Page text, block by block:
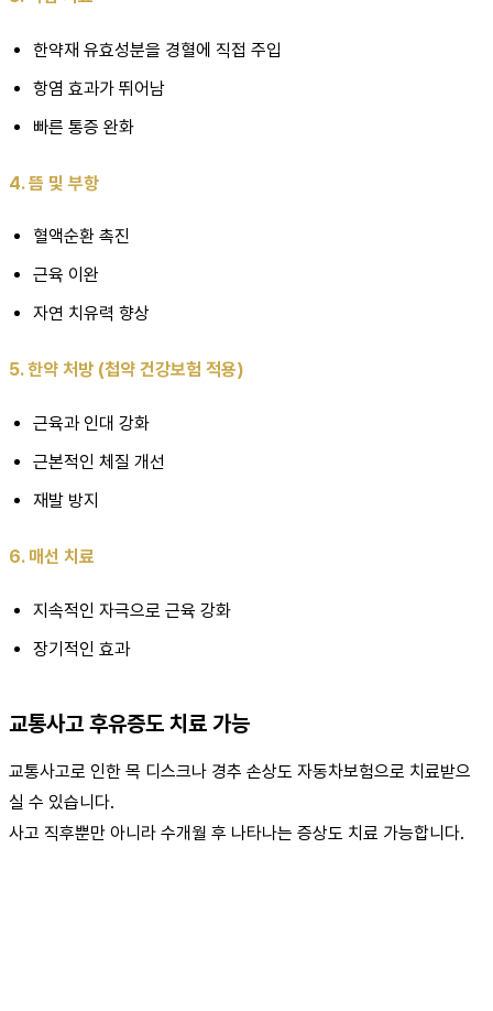
한약재 유효성분을 경혈에 직접 주입
항염 효과가 뛰어남
빠른 통증 완화
4. 뜸 및 부항
혈액순환 촉진
근육 이완
자연 치유력 향상
5. 한약 처방 (첩약 건강보험 적용)
근육과 인대 강화
근본적인 체질 개선
재발 방지
6. 매선 치료
지속적인 자극으로 근육 강화
장기적인 효과
교통사고 후유증도 치료 가능
교통사고로 인한 목 디스크나 경추 손상도 자동차보험으로 치료받으
실 수 있습니다.
사고 직후뿐만 아니라 수개월 후 나타나는 증상도 치료 가능합니다.